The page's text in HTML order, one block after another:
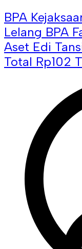
BPA
Lelang BPA
Aset Edi
Total Rp102